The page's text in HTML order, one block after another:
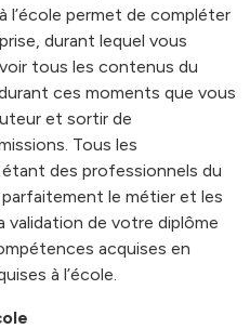
l’école permet de compléter
durant lequel vous
tous les contenus du
ces moments que vous
et sortir de
Tous les
étant des professionnels du
le métier et les
validation de votre diplôme
acquises en
à l’école.